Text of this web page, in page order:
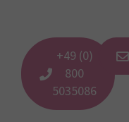
+49 (0)
800
5035086